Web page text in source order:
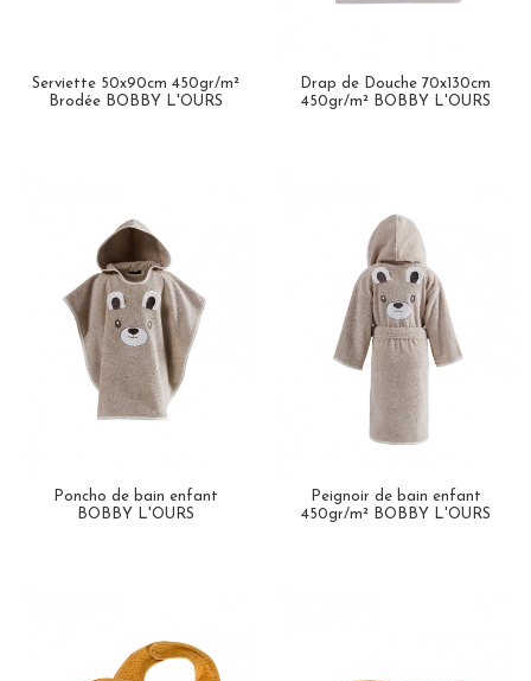
Serviette 50x90cm 450gr/m²
Brodée BOBBY L'OURS
Drap de Douche 70x130cm
450gr/m² BOBBY L'OURS
Poncho de bain enfant
BOBBY L'OURS
Peignoir de bain enfant
450gr/m² BOBBY L'OURS